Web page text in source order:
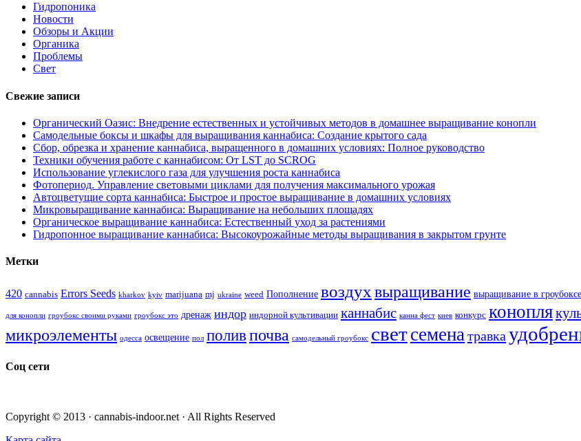
Гидропоника
Новости
Обзоры и Акции
Органика
Проблемы
Свет
Свежие записи
Органический Оазис: Внедрение естественных и устойчивых методов в домашнее выращивание конопли
Самодельные боксы и шкафы для выращивания каннабиса: Создание крытого сада
Сбор, обрезка и хранение каннабиса, выращенного в домашних условиях: Полное руководство
Техники обучения работе с каннабисом: От LST до SCROG
Использование углекислого газа для улучшения роста каннабиса
Фотопериод. Управление световыми циклами для получения максимального урожая
Автоцветущие сорта каннабиса: Быстрое и простое выращивание в домашних условиях
Микровыращивание каннабиса: Выращивание на небольших площадях
Органическое выращивание каннабиса: Естественный уход за растениями
Гидропонное выращивание каннабиса: Высокоурожайные методы выращивания в закрытом грунте
Метки
420 cannabis Errors Seeds kharkov kyiv marijuana mj ukraine weed Пополнение воздухвыращивание выращивание в гроубоксе
для конопли гроубокс своими руками гроубокс это дренаж индор индорной культивации каннабис канна фест киев конкурс конопля
микроэлементы одесса освещение пол полив почва самодельный гроубокс светсеменатравка
Соц сети
Copyright © 2013 · cannabis-indoor.net · All Rights Reserved